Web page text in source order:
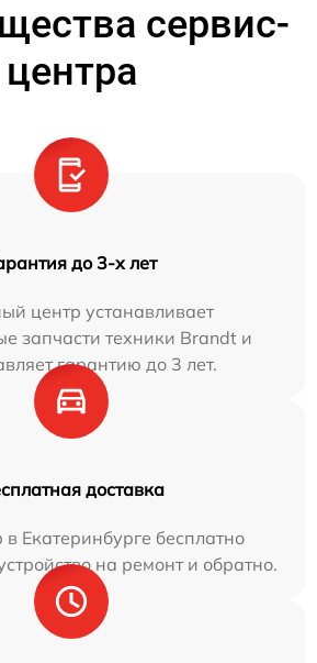
сервис-
центра
до 3-х лет
центр устанавливает
запчасти техники Brandt и
гарантию до 3 лет.
доставка
Екатеринбурге бесплатно
на ремонт и обратно.